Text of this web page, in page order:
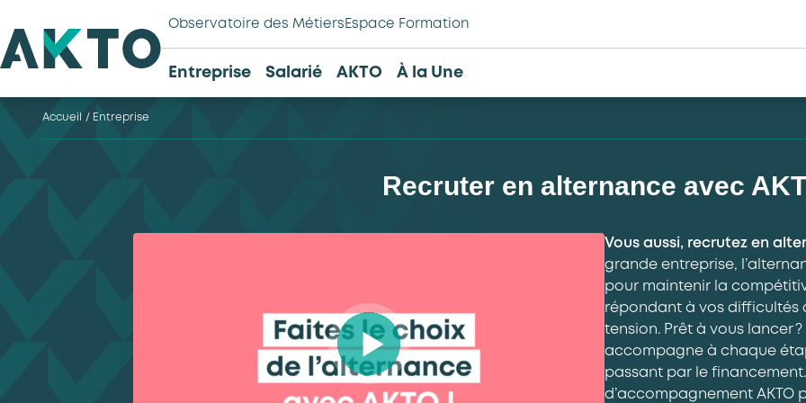
Observatoire des Métiers Espace Formation
Entreprise Salarié AKTO À la Une
Accueil / Entreprise
Recruter en alternance avec
Vous aussi, recrutez en
grande entreprise,
pour maintenir la
répondant à vos difficultés
tension. Prêt à vous lancer ?
accompagne à chaque
passant par le
d’accompagnement AKTO